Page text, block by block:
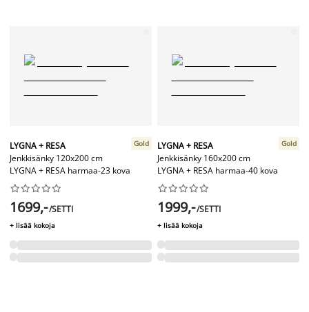
LYGNA + RESA
Jenkkisänky 120x200 cm
LYGNA + RESA harmaa-23 kova
Gold






1699,-/SETTI
+ lisää kokoja
LYGNA + RESA
Jenkkisänky 160x200 cm
LYGNA + RESA harmaa-40 kova
Gold






1999,-/SETTI
+ lisää kokoja